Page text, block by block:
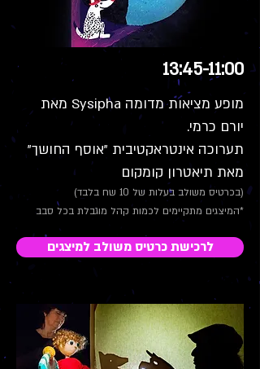
13:45-11:00
מופע מציאות מדומה Sysipha מאת
יורם כרמי.
תערוכה אינטראקטיבית "אוסף החושך"
מאת תיאטרון קומקום
(בכרטיס משולב בעלות של 10 שח בלבד)
*המיצגים מתקיימים לכמות קהל מוגבלת בכל סבב
לרכישת כרטיס משולב למיצגים